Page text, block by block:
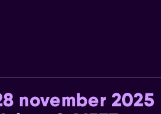
november 2025